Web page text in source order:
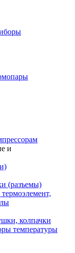
и
(разъемы)
колпачки
температуры